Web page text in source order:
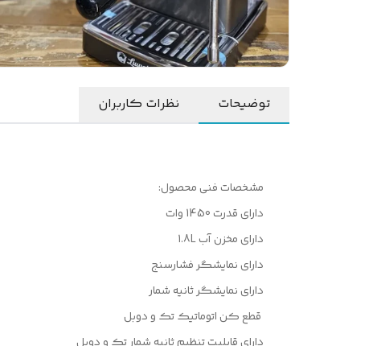
توضیحات نظرات کاربران
مشخصات فنی محصول:
دارای قدرت 1450 وات
دارای مخزن آب 1.8L
دارای نمایشگر فشارسنج
دارای نمایشگر ثانیه شمار
قطع کن اتوماتیک تک و دوبل